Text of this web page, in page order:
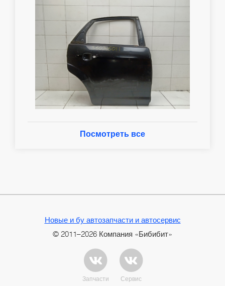
Посмотреть все
Новые и бу автозапчасти и автосервис
© 2011–2026 Компания «Бибибит»
Запчасти Сервис